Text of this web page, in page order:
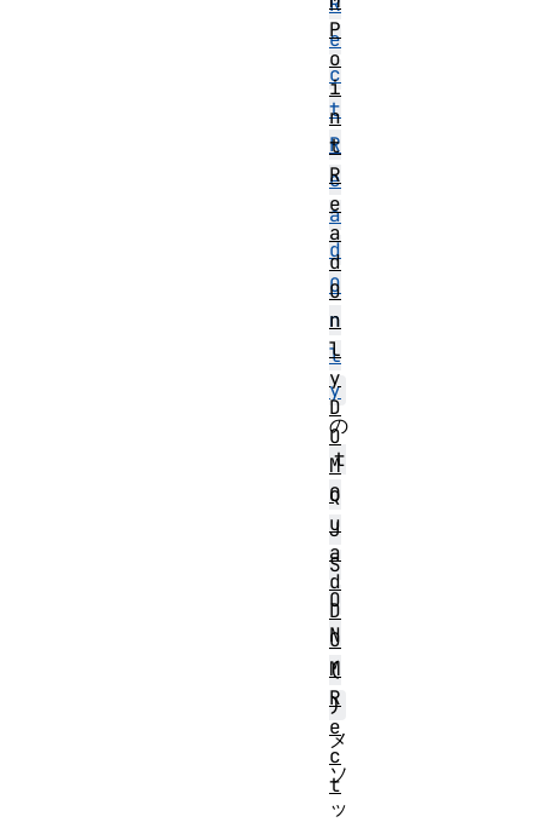
e
c
t
R
e
a
d
O
n
l
y
の
t
o
J
S
O
N
(
)
メ
ソ
ッ
P
o
i
n
t
R
e
a
d
O
n
l
y
D
O
M
Q
u
a
d
D
O
M
R
e
c
t